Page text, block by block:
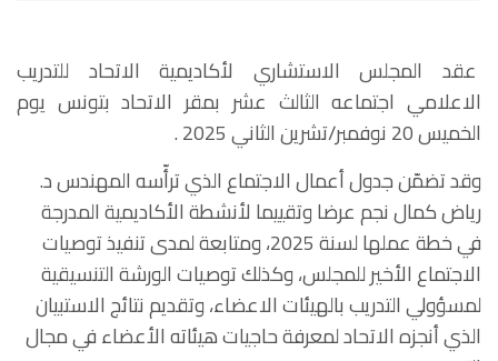
عقد المجلس الاستشاري لأكاديمية الاتحاد للتدريب
الاعلامي اجتماعه الثالث عشر بمقر الاتحاد بتونس يوم
الخميس 20 نوفمبر/تشرين الثاني 2025 .
وقد تضمّن جدول أعمال الاجتماع الذي ترأّسه المهندس د.
رياض كمال نجم عرضا وتقييما لأنشطة الأكاديمية المدرجة
في خطة عملها لسنة 2025، ومتابعة لمدى تنفيذ توصيات
الاجتماع الأخير للمجلس، وكذلك توصيات الورشة التنسيقية
لمسؤولي التدريب بالهيئات الاعضاء، وتقديم نتائج الاستبيان
الذي أنجزه الاتحاد لمعرفة حاجيات هيئاته الأعضاء في مجال